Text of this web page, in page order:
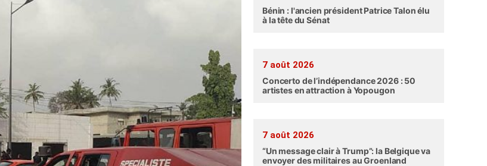
Bénin : l'ancien président Patrice Talon élu
à la tête du Sénat
7 août 2026
Concerto de l’indépendance 2026 : 50
artistes en attraction à Yopougon
7 août 2026
“Un message clair à Trump”: la Belgique va
envoyer des militaires au Groenland